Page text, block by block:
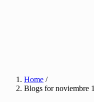
Home /
Blogs for noviembre